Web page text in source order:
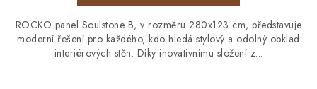
ROCKO panel Soulstone B, v rozměru 280x123 cm, představuje
moderní řešení pro každého, kdo hledá stylový a odolný obklad
interiérových stěn. Díky inovativnímu složení z...